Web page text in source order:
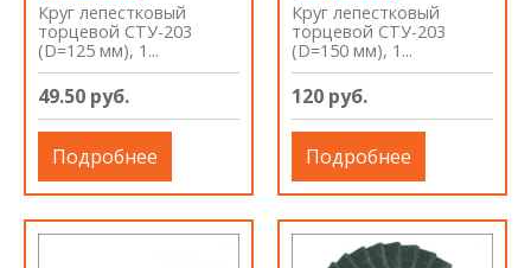
Круг лепестковый
торцевой СТУ-203
(D=125 мм), 1...
49.50 руб.
Подробнее
Круг лепестковый
торцевой СТУ-203
(D=150 мм), 1...
120 руб.
Подробнее